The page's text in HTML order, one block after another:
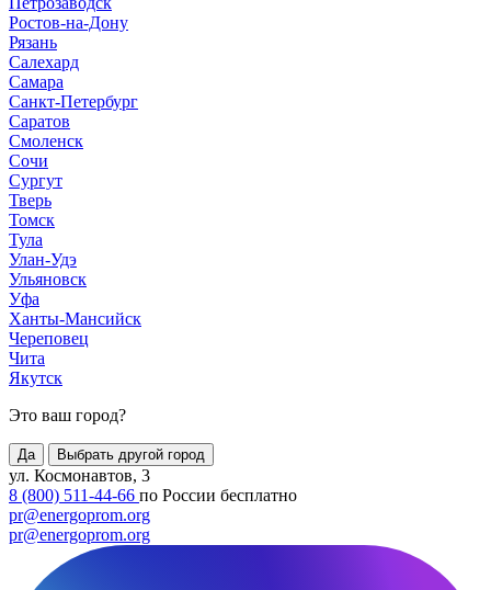
Ростов-на-Дону
Рязань
Салехард
Самара
Санкт-Петербург
Саратов
Смоленск
Сочи
Сургут
Тверь
Томск
Тула
Улан-Удэ
Ульяновск
Уфа
Ханты-Мансийск
Череповец
Чита
Якутск
Это ваш город?
Да Выбрать другой город
ул. Космонавтов, 3
8 (800) 511-44-66 по России бесплатно
pr@energoprom.org
pr@energoprom.org